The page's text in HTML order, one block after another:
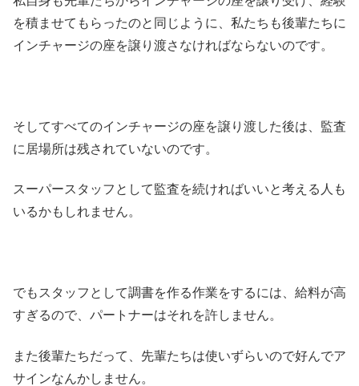
を積ませてもらったのと同じように、私たちも後輩たちに
インチャージの座を譲り渡さなければならないのです。
そしてすべてのインチャージの座を譲り渡した後は、監査
に居場所は残されていないのです。
スーパースタッフとして監査を続ければいいと考える人も
いるかもしれません。
でもスタッフとして調書を作る作業をするには、給料が高
すぎるので、パートナーはそれを許しません。
また後輩たちだって、先輩たちは使いずらいので好んでア
サインなんかしません。